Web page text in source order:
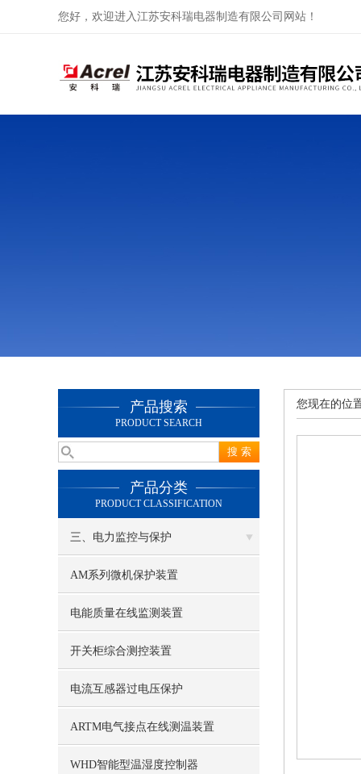
您好，欢迎进入江苏安科瑞电器制造有限公司网站！
产品搜索
PRODUCT SEARCH
产品分类
PRODUCT CLASSIFICATION
三、电力监控与保护
AM系列微机保护装置
电能质量在线监测装置
开关柜综合测控装置
电流互感器过电压保护
ARTM电气接点在线测温装置
WHD智能型温湿度控制器
您现在的位